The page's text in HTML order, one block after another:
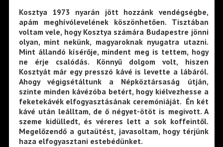
Kosztya 1973 nyarán jött hozzánk vendégségbe,
apám meghívólevelének köszönhetően. Tisztában
voltam vele, hogy Kosztya számára Budapestre jönni
olyan, mint nekünk, magyaroknak nyugatra utazni.
Mint állandó kísérője, mindent meg is tettem, hogy
ne érje csalódás. Könnyű dolgom volt, hiszen
Kosztyát már egy presszó kávé is levette a lábáról.
Ahogy végigsétáltunk a Népköztársaság útján,
szinte minden kávézóba betért, hogy kiélvezhesse a
feketekávék elfogyasztásának ceremóniáját. Én két
kávé után leálltam, de ő négyet-ötöt is megivott. A
szeme kidülledt, és véreres lett a sok koffeintől.
Megelőzendő a gutaütést, javasoltam, hogy térjünk
haza elfogyasztani estebédünket.